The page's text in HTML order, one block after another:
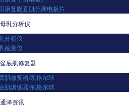
康复腹直肌分离电极片
母乳分析仪
分析仪
检测仪
盆底肌修复器
肌修复器/凯格尔球
肌训练器/凯格尔球
通泽资讯